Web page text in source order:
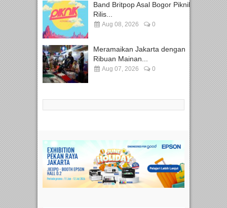
Band Britpop Asal Bogor Piknik
Rilis...
Aug 08, 2026 0
Meramaikan Jakarta dengan
Ribuan Mainan...
Aug 07, 2026 0